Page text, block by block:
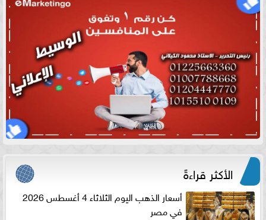
الأكثر قراءةً
أسعار الذهب اليوم الثلاثاء 4 أغسطس 2026
في مصر